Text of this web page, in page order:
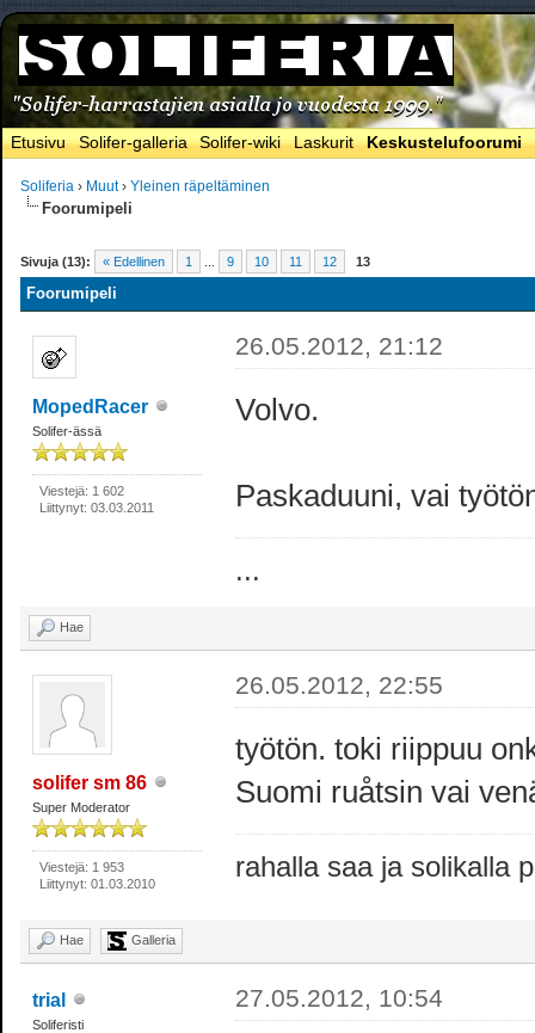
Etusivu Solifer-galleria Solifer-wiki Laskurit Keskustelufoorumi
Soliferia › Muut›Yleinen räpeltäminen
Foorumipeli
Sivuja (13): « Edellinen 1 9 10 11 12 13
Foorumipeli
MopedRacer
Solifer-ässä
Viestejä: 1 602
Liittynyt: 03.03.2011
26.05.2012, 21:12
Volvo.
Paskaduuni, vai
...
Hae
solifer sm 86
Super Moderator
Viestejä: 1 953
Liittynyt: 01.03.2010
26.05.2012, 22:55
työtön. toki riippuu
Suomi ruåtsin vai
rahalla saa ja solikalla
Hae Galleria
trial
Soliferisti
27.05.2012, 10:54